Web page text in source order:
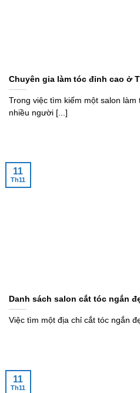
Chuyên gia làm tóc đỉnh cao ở
Trong việc tìm kiếm một salon làm
nhiều người [...]
Danh sách salon cắt tóc ngắn
Việc tìm một địa chỉ cắt tóc ngắn
11
Th11
11
Th11